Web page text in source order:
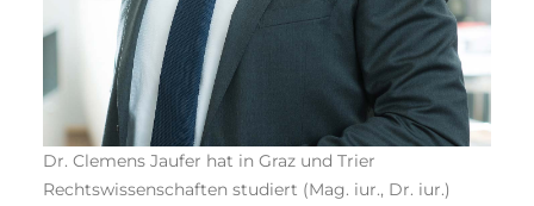
Dr. Clemens Jaufer hat in Graz und Trier
Rechtswissenschaften studiert (Mag. iur., Dr. iur.)